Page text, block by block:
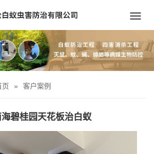
页 » 客户案例
海碧桂园天花板治白蚁